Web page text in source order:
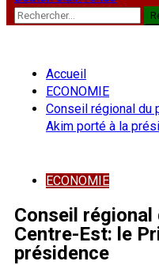
Rechercher :
Accueil
ECONOMIE
Conseil régional du
Akim porté à la
ECONOMIE
Conseil
Centre-Est: le
présidence